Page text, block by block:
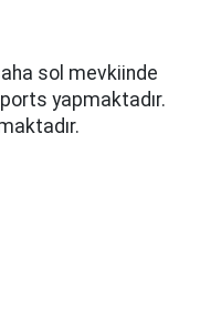
sol mevkiinde
yapmaktadır.